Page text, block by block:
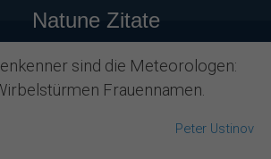
Natune Zitate
sind die Meteorologen:
Frauennamen.
Peter Ustinov